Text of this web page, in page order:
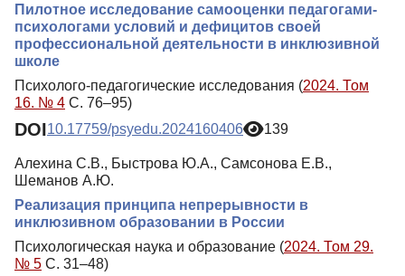
Пилотное исследование самооценки педагогами-
психологами условий и дефицитов своей
профессиональной деятельности в инклюзивной
школе
Психолого-педагогические исследования (2024. Том
16. № 4 С. 76–95)
DOI10.17759/psyedu.2024160406 139
Алехина С.В., Быстрова Ю.А., Самсонова Е.В.,
Шеманов А.Ю.
Реализация принципа непрерывности в
инклюзивном образовании в России
Психологическая наука и образование (2024. Том 29.
№ 5 С. 31–48)